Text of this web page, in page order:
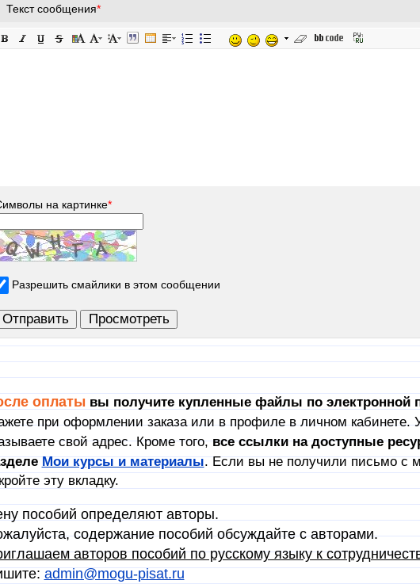
Текст сообщения*
на картинке*
Разрешить смайлики в этом сообщении
оплаты вы получите купленные файлы по электронной
при оформлении заказа или в профиле в личном кабинете.
свой адрес. Кроме того,все ссылки на доступные
Мои курсы и материалы. Если вы не получили письмо с
эту вкладку.
пособий определяют авторы.
содержание пособий обсуждайте с авторами.
авторов пособий по русскому языку к
admin@mogu-pisat.ru